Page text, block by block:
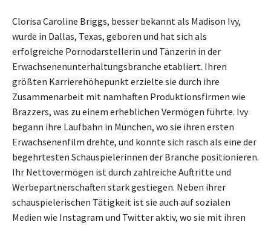
Clorisa Caroline Briggs, besser bekannt als Madison Ivy,
wurde in Dallas, Texas, geboren und hat sich als
erfolgreiche Pornodarstellerin und Tänzerin in der
Erwachsenenunterhaltungsbranche etabliert. Ihren
größten Karrierehöhepunkt erzielte sie durch ihre
Zusammenarbeit mit namhaften Produktionsfirmen wie
Brazzers, was zu einem erheblichen Vermögen führte. Ivy
begann ihre Laufbahn in München, wo sie ihren ersten
Erwachsenenfilm drehte, und konnte sich rasch als eine der
begehrtesten Schauspielerinnen der Branche positionieren.
Ihr Nettovermögen ist durch zahlreiche Auftritte und
Werbepartnerschaften stark gestiegen. Neben ihrer
schauspielerischen Tätigkeit ist sie auch auf sozialen
Medien wie Instagram und Twitter aktiv, wo sie mit ihren